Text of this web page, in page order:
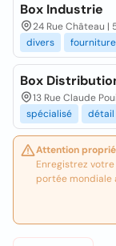
Box Industrie
24 Rue Château |
divers
Box
13 Rue Claude
spécialisé
détail
Attention
Enregistrez
portée mondiale